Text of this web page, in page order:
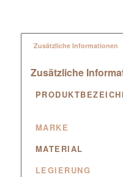
Zusätzliche Informationen
Zusätzliche
MARKE
MATERIAL
LEGIERUNG